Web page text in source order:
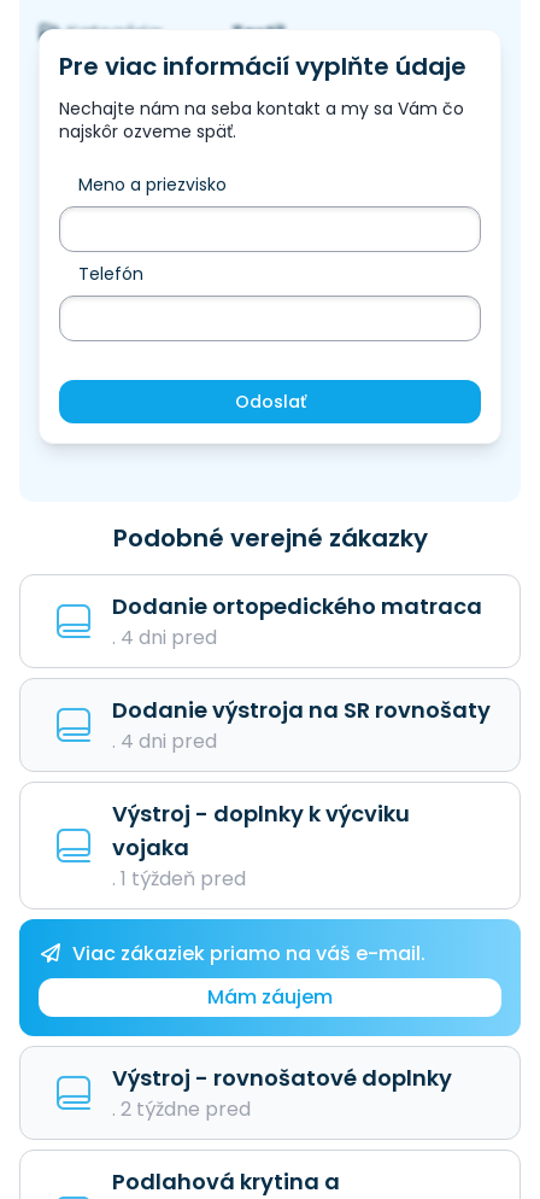
Kategória:
Textil
Pre viac informácií vyplňte údaje
Nechajte nám na seba kontakt a my sa Vám čo
najskôr ozveme späť.
Meno a priezvisko
Telefón
Odoslať
Podobné verejné zákazky
Dodanie ortopedického matraca
. 4 dni pred
Dodanie výstroja na SR rovnošaty
. 4 dni pred
Výstroj - doplnky k výcviku
vojaka
. 1 týždeň pred
Viac zákaziek priamo na váš e-mail.
Mám záujem
Výstroj - rovnošatové doplnky
. 2 týždne pred
Podlahová krytina a